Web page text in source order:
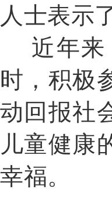
人士表示
近年来
时，积极
动回报社
儿童健康
幸福。